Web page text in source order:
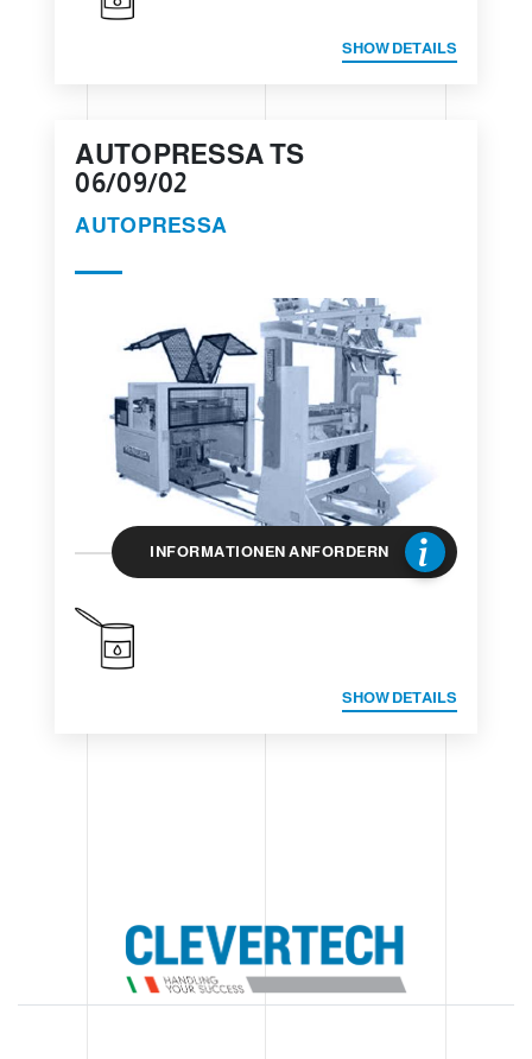
SHOW DETAILS
AUTOPRESSA TS
06/09/02
AUTOPRESSA
INFORMATIONEN ANFORDERN
SHOW DETAILS